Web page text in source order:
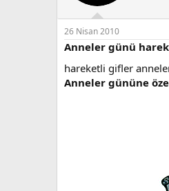
a
ş
l
a
t
a
ç
a
r
i
h
26 Nisan 2010
Anneler günü
hareketli gifler
Anneler gününe